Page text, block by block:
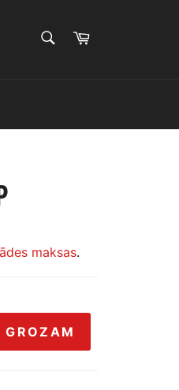
Pirkumu
maksas.
GROZAM